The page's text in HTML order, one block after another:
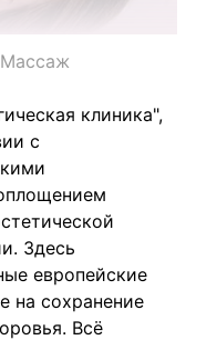
Массаж
клиника",
с
Здесь
европейские
на сохранение
Всё